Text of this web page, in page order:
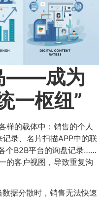
——成为
一枢纽”​
样的载体中：销售的个人
录、名片扫描APP中的联
个B2B平台的询盘记录……
的客户视图，导致重复沟
数据分散时，销售无法快速